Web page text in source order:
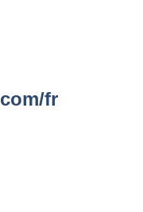
fr